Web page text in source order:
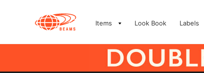
Items Look Book Labels